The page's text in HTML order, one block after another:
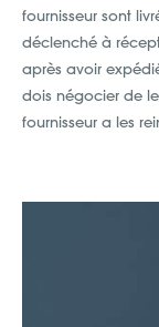
fournisseur sont
déclenché à
après avoir
dois négocier de
fournisseur a les